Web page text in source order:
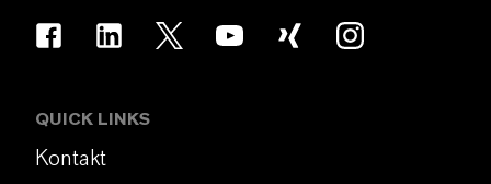
QUICK LINKS
Kontakt